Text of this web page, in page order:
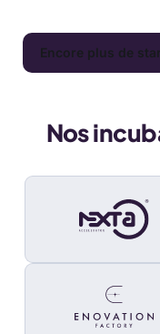
Encore plus de
Nos